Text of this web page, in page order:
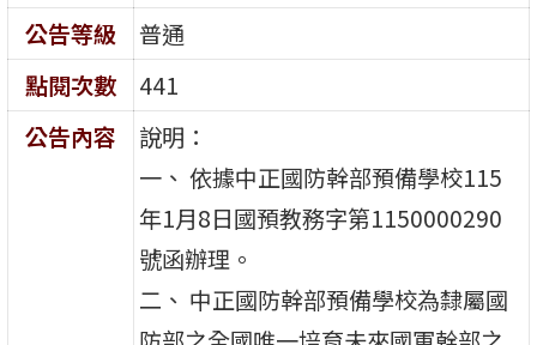
公告等級
普通
點閱次數
441
公告內容
說明：
一、 依據中正國防幹部預備學校115
年1月8日國預教務字第1150000290
號函辦理。
二、 中正國防幹部預備學校為隸屬國